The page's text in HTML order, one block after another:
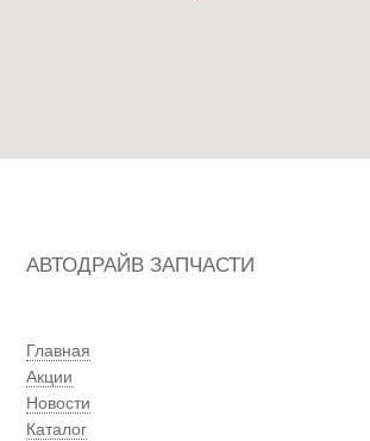
АВТОДРАЙВ ЗАПЧАСТИ
Главная
Акции
Новости
Каталог